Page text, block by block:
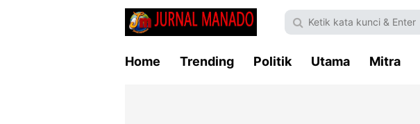
Home Trending Politik Utama Mitra